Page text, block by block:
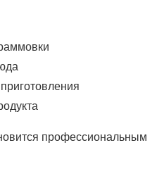
профессиональным